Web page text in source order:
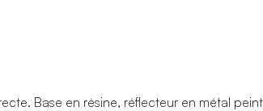
Base en résine, réflecteur en métal